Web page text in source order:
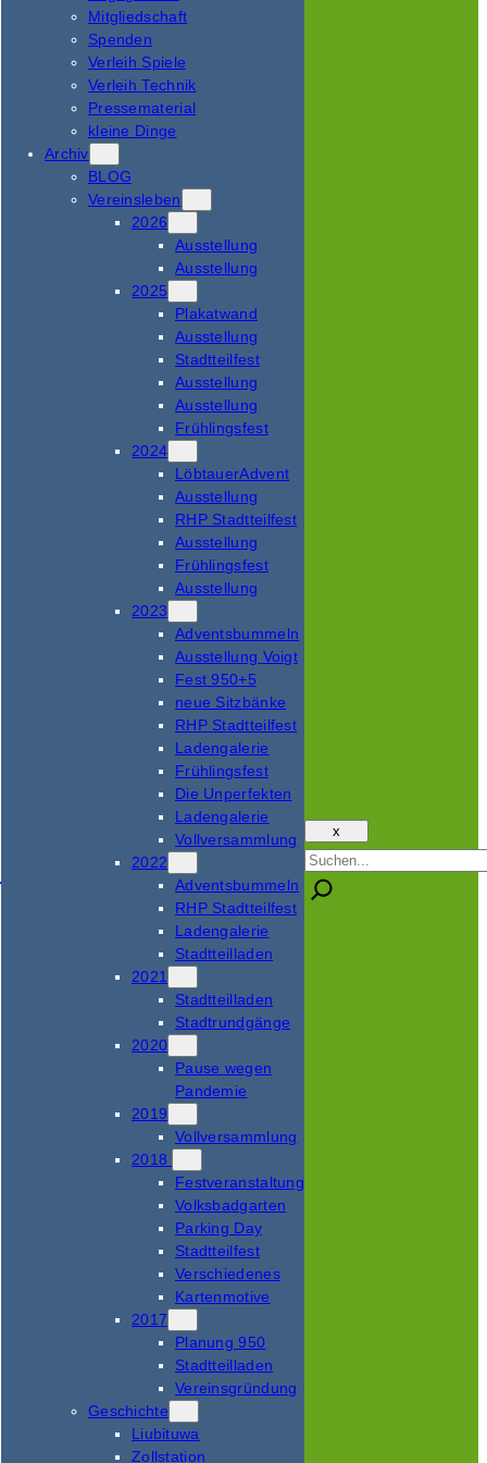
Mitgliedschaft
Spenden
Verleih Spiele
Verleih Technik
Pressematerial
kleine Dinge
Archiv
BLOG
Vereinsleben
2026
Ausstellung
Ausstellung
2025
Plakatwand
Ausstellung
Stadtteilfest
Ausstellung
Ausstellung
Frühlingsfest
2024
LöbtauerAdvent
Ausstellung
RHP Stadtteilfest
Ausstellung
Frühlingsfest
Ausstellung
2023
Adventsbummeln
Ausstellung Voigt
Fest 950+5
neue Sitzbänke
RHP Stadtteilfest
Ladengalerie
Frühlingsfest
Die Unperfekten
Ladengalerie
Vollversammlung
2022
Adventsbummeln
RHP Stadtteilfest
Ladengalerie
Stadtteilladen
2021
Stadtteilladen
Stadtrundgänge
2020
Pause wegen
Pandemie
2019
Vollversammlung
2018
Festveranstaltung
Volksbadgarten
Parking Day
Stadtteilfest
Verschiedenes
Kartenmotive
2017
Planung 950
Stadtteilladen
Vereinsgründung
Geschichte
Liubituwa
Zollstation
x
Suchen